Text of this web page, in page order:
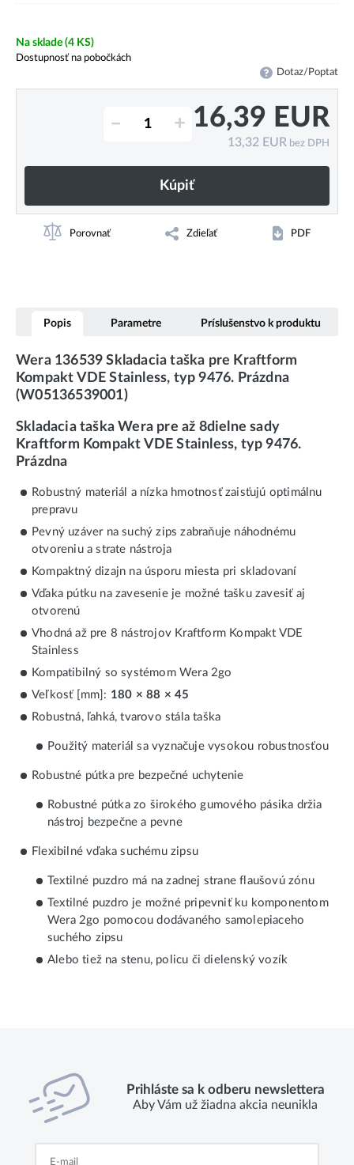
Na sklade (4 KS)
Dostupnosť na pobočkách
Dotaz/Poptat
– + 16,39 EUR
13,32 EUR bez DPH
Kúpiť
Porovnať Zdieľať PDF
Popis Parametre Príslušenstvo k produktu
Wera 136539 Skladacia taška pre Kraftform
Kompakt VDE Stainless, typ 9476. Prázdna
(W05136539001)
Skladacia taška Wera pre až 8dielne sady
Kraftform Kompakt VDE Stainless, typ 9476.
Prázdna
Robustný materiál a nízka hmotnosť zaisťujú optimálnu
prepravu
Pevný uzáver na suchý zips zabraňuje náhodnému
otvoreniu a strate nástroja
Kompaktný dizajn na úsporu miesta pri skladovaní
Vďaka pútku na zavesenie je možné tašku zavesiť aj
otvorenú
Vhodná až pre 8 nástrojov Kraftform Kompakt VDE
Stainless
Kompatibilný so systémom Wera 2go
Veľkosť [mm]: 180 × 88 × 45
Robustná, ľahká, tvarovo stála taška
Použitý materiál sa vyznačuje vysokou robustnosťou
Robustné pútka pre bezpečné uchytenie
Robustné pútka zo širokého gumového pásika držia
nástroj bezpečne a pevne
Flexibilné vďaka suchému zipsu
Textilné puzdro má na zadnej strane flaušovú zónu
Textilné puzdro je možné pripevniť ku komponentom
Wera 2go pomocou dodávaného samolepiaceho
suchého zipsu
Alebo tiež na stenu, policu či dielenský vozík
Prihláste sa k odberu newslettera
Aby Vám už žiadna akcia neunikla